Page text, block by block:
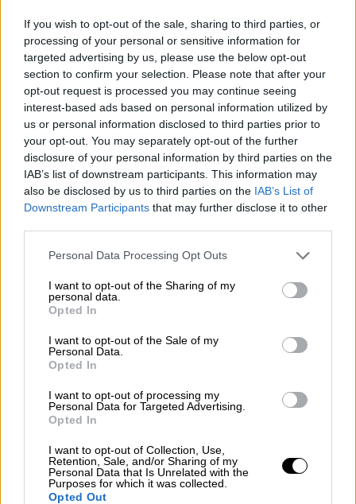
If you wish to opt-out of the sale, sharing to third parties, or
processing of your personal or sensitive information for
targeted advertising by us, please use the below opt-out
section to confirm your selection. Please note that after your
opt-out request is processed you may continue seeing
interest-based ads based on personal information utilized by
us or personal information disclosed to third parties prior to
your opt-out. You may separately opt-out of the further
disclosure of your personal information by third parties on the
IAB’s list of downstream participants. This information may
also be disclosed by us to third parties on the IAB’s List of
Downstream Participants that may further disclose it to other
Personal Data Processing Opt Outs
I want to opt-out of the Sharing of my
personal data.
Opted In
I want to opt-out of the Sale of my
Personal Data.
Opted In
I want to opt-out of processing my
Personal Data for Targeted Advertising.
Opted In
I want to opt-out of Collection, Use,
Retention, Sale, and/or Sharing of my
Personal Data that Is Unrelated with the
Purposes for which it was collected.
Opted Out
este movimiento se apartó de las tesis de los
lídres de Podemos. En ese sentido, ha sido una
"década de esperanza"con las Mareas que
han"defendido los servicios públicos", el
movimiento feminista o el de los pensionistas.
Algo que el partido socialista ha legislado en
con subidas y nuevas leyes de protección.
Pablo Iglesias cree que Podemos podrá aportar
mucho para laspolíticas activas de empleo.
Ha insistido en que se trata del"primer
gobierno nacional de coalición", y ha dejado
claro que su aportación irá en la misma línea
que lleva haciendo el Psoe, esforzarse para
contribuir a convertir España en
un referente
en Europa y en el mundo de políticas de justicia
social, que combatan en serio el cambio
climático y de políticas feministas"
que ser un"referente de modernidad en este
sentido" y que ofrezca
sectores sociales más vulnerables como mejor
vacuna frente al crecimiento de la extrema
derecha en Europa, que es probablemente la
mayor amenaza a las democracias europeas"
Documentos asociados a la noticia:
Programa de Gobierno de coalición entre PSOE y Unidas
Podemos.application/pdf